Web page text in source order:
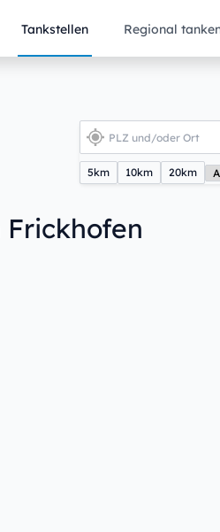
Tankstellen Regional
5km 10km 20km